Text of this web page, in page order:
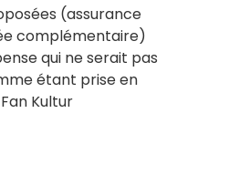
(assurance
complémentaire)
qui ne serait pas
étant prise en
Kultur